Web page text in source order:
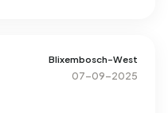
Blixembosch-West
07-09-2025